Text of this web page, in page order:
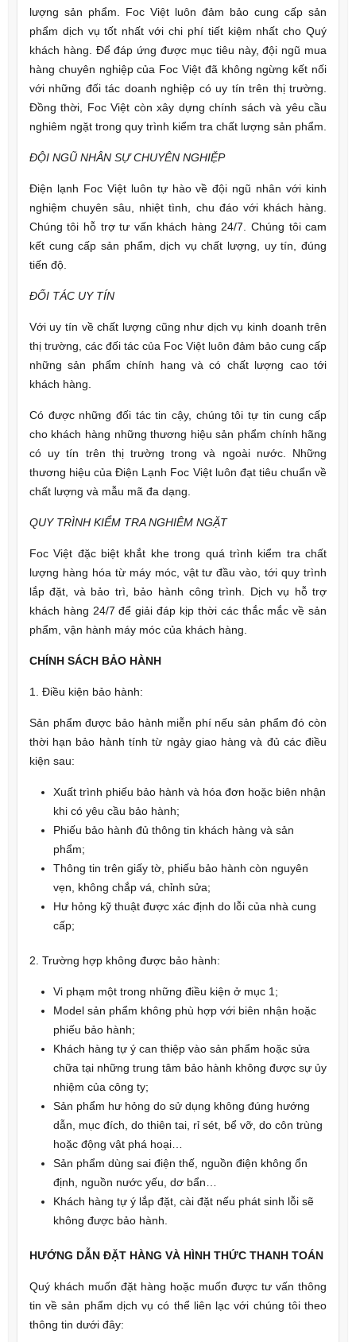
lượng sản phẩm. Foc Việt luôn đảm bảo cung cấp sản
phẩm dịch vụ tốt nhất với chi phí tiết kiệm nhất cho Quý
khách hàng. Để đáp ứng được mục tiêu này, đội ngũ mua
hàng chuyên nghiệp của Foc Việt đã không ngừng kết nối
với những đối tác doanh nghiệp có uy tín trên thị trường.
Đồng thời, Foc Việt còn xây dựng chính sách và yêu cầu
nghiêm ngặt trong quy trình kiểm tra chất lượng sản phẩm.
ĐỘI NGŨ NHÂN SỰ CHUYÊN NGHIỆP
Điện lạnh Foc Việt luôn tự hào về đội ngũ nhân với kinh
nghiệm chuyên sâu, nhiệt tình, chu đáo với khách hàng.
Chúng tôi hỗ trợ tư vấn khách hàng 24/7. Chúng tôi cam
kết cung cấp sản phẩm, dịch vụ chất lượng, uy tín, đúng
tiến độ.
ĐỐI TÁC UY TÍN
Với uy tín về chất lượng cũng như dịch vụ kinh doanh trên
thị trường, các đối tác của Foc Việt luôn đảm bảo cung cấp
những sản phẩm chính hang và có chất lượng cao tới
khách hàng.
Có được những đối tác tin cậy, chúng tôi tự tin cung cấp
cho khách hàng những thương hiệu sản phẩm chính hãng
có uy tín trên thị trường trong và ngoài nước. Những
thương hiệu của Điện Lạnh Foc Việt luôn đạt tiêu chuẩn về
chất lượng và mẫu mã đa dạng.
QUY TRÌNH KIỂM TRA NGHIÊM NGẶT
Foc Việt đặc biệt khắt khe trong quá trình kiểm tra chất
lượng hàng hóa từ máy móc, vật tư đầu vào, tới quy trình
lắp đặt, và bảo trì, bảo hành công trình. Dịch vụ hỗ trợ
khách hàng 24/7 để giải đáp kịp thời các thắc mắc về sản
phẩm, vận hành máy móc của khách hàng.
CHÍNH SÁCH BẢO HÀNH
1. Điều kiện bảo hành:
Sản phẩm được bảo hành miễn phí nếu sản phẩm đó còn
thời hạn bảo hành tính từ ngày giao hàng và đủ các điều
kiện sau:
Xuất trình phiếu bảo hành và hóa đơn hoặc biên nhận
khi có yêu cầu bảo hành;
Phiếu bảo hành đủ thông tin khách hàng và sản
phẩm;
Thông tin trên giấy tờ, phiếu bảo hành còn nguyên
vẹn, không chắp vá, chỉnh sửa;
Hư hỏng kỹ thuật được xác định do lỗi của nhà cung
cấp;
2. Trường hợp không được bảo hành:
Vi phạm một trong những điều kiện ở mục 1;
Model sản phẩm không phù hợp với biên nhận hoặc
phiếu bảo hành;
Khách hàng tự ý can thiệp vào sản phẩm hoặc sửa
chữa tại những trung tâm bảo hành không được sự ủy
nhiệm của công ty;
Sản phẩm hư hỏng do sử dụng không đúng hướng
dẫn, mục đích, do thiên tai, rỉ sét, bể vỡ, do côn trùng
hoặc động vật phá hoại…
Sản phẩm dùng sai điện thế, nguồn điện không ổn
định, nguồn nước yếu, dơ bẩn…
Khách hàng tự ý lắp đặt, cài đặt nếu phát sinh lỗi sẽ
không được bảo hành.
HƯỚNG DẪN ĐẶT HÀNG VÀ HÌNH THỨC THANH TOÁN
Quý khách muốn đặt hàng hoặc muốn được tư vấn thông
tin về sản phẩm dịch vụ có thể liên lạc với chúng tôi theo
thông tin dưới đây: